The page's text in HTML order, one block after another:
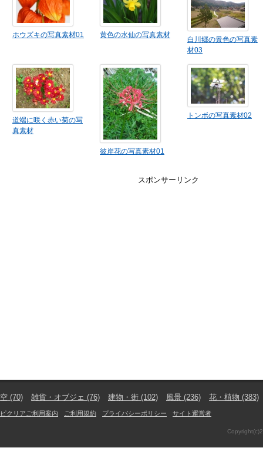
ホウズキの写真素材01 黄色の水仙の写真素材
白川郷の景色の写真素
材03
道端に咲く赤い菊の写
真素材
彼岸花の写真素材01
トンボの写真素材02
スポンサーリンク
空 (70) 雑貨・オブジェ (76) 建物・街 (102) 風景 (236) 花・植物 (383)
ピクリアご利用案内 ご利用規約 プライバシーポリシー サイト運営者